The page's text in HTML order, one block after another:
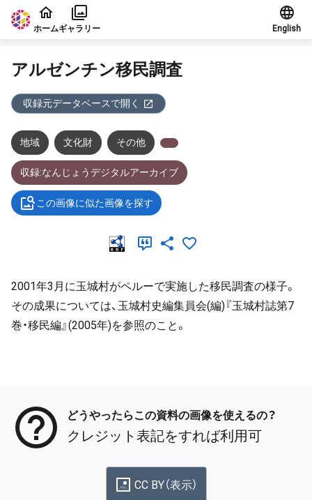
本文に飛ぶ
ホームギャラリー English
アルゼンチン移民調査
収録元データベースで開く
地域 文化財 その他
収録:なんじょうデジタルアーカイブ
この画像に似た画像を探す
2001年3月に玉城村がペルーで実施した移民調査の様子。
その成果については、玉城村史編集員会(編)『玉城村誌第7
巻・移民編』(2005年)を参照のこと。
どうやったらこの資料の画像を使えるの？
クレジット表記をすれば利用可
CC BY（表示）